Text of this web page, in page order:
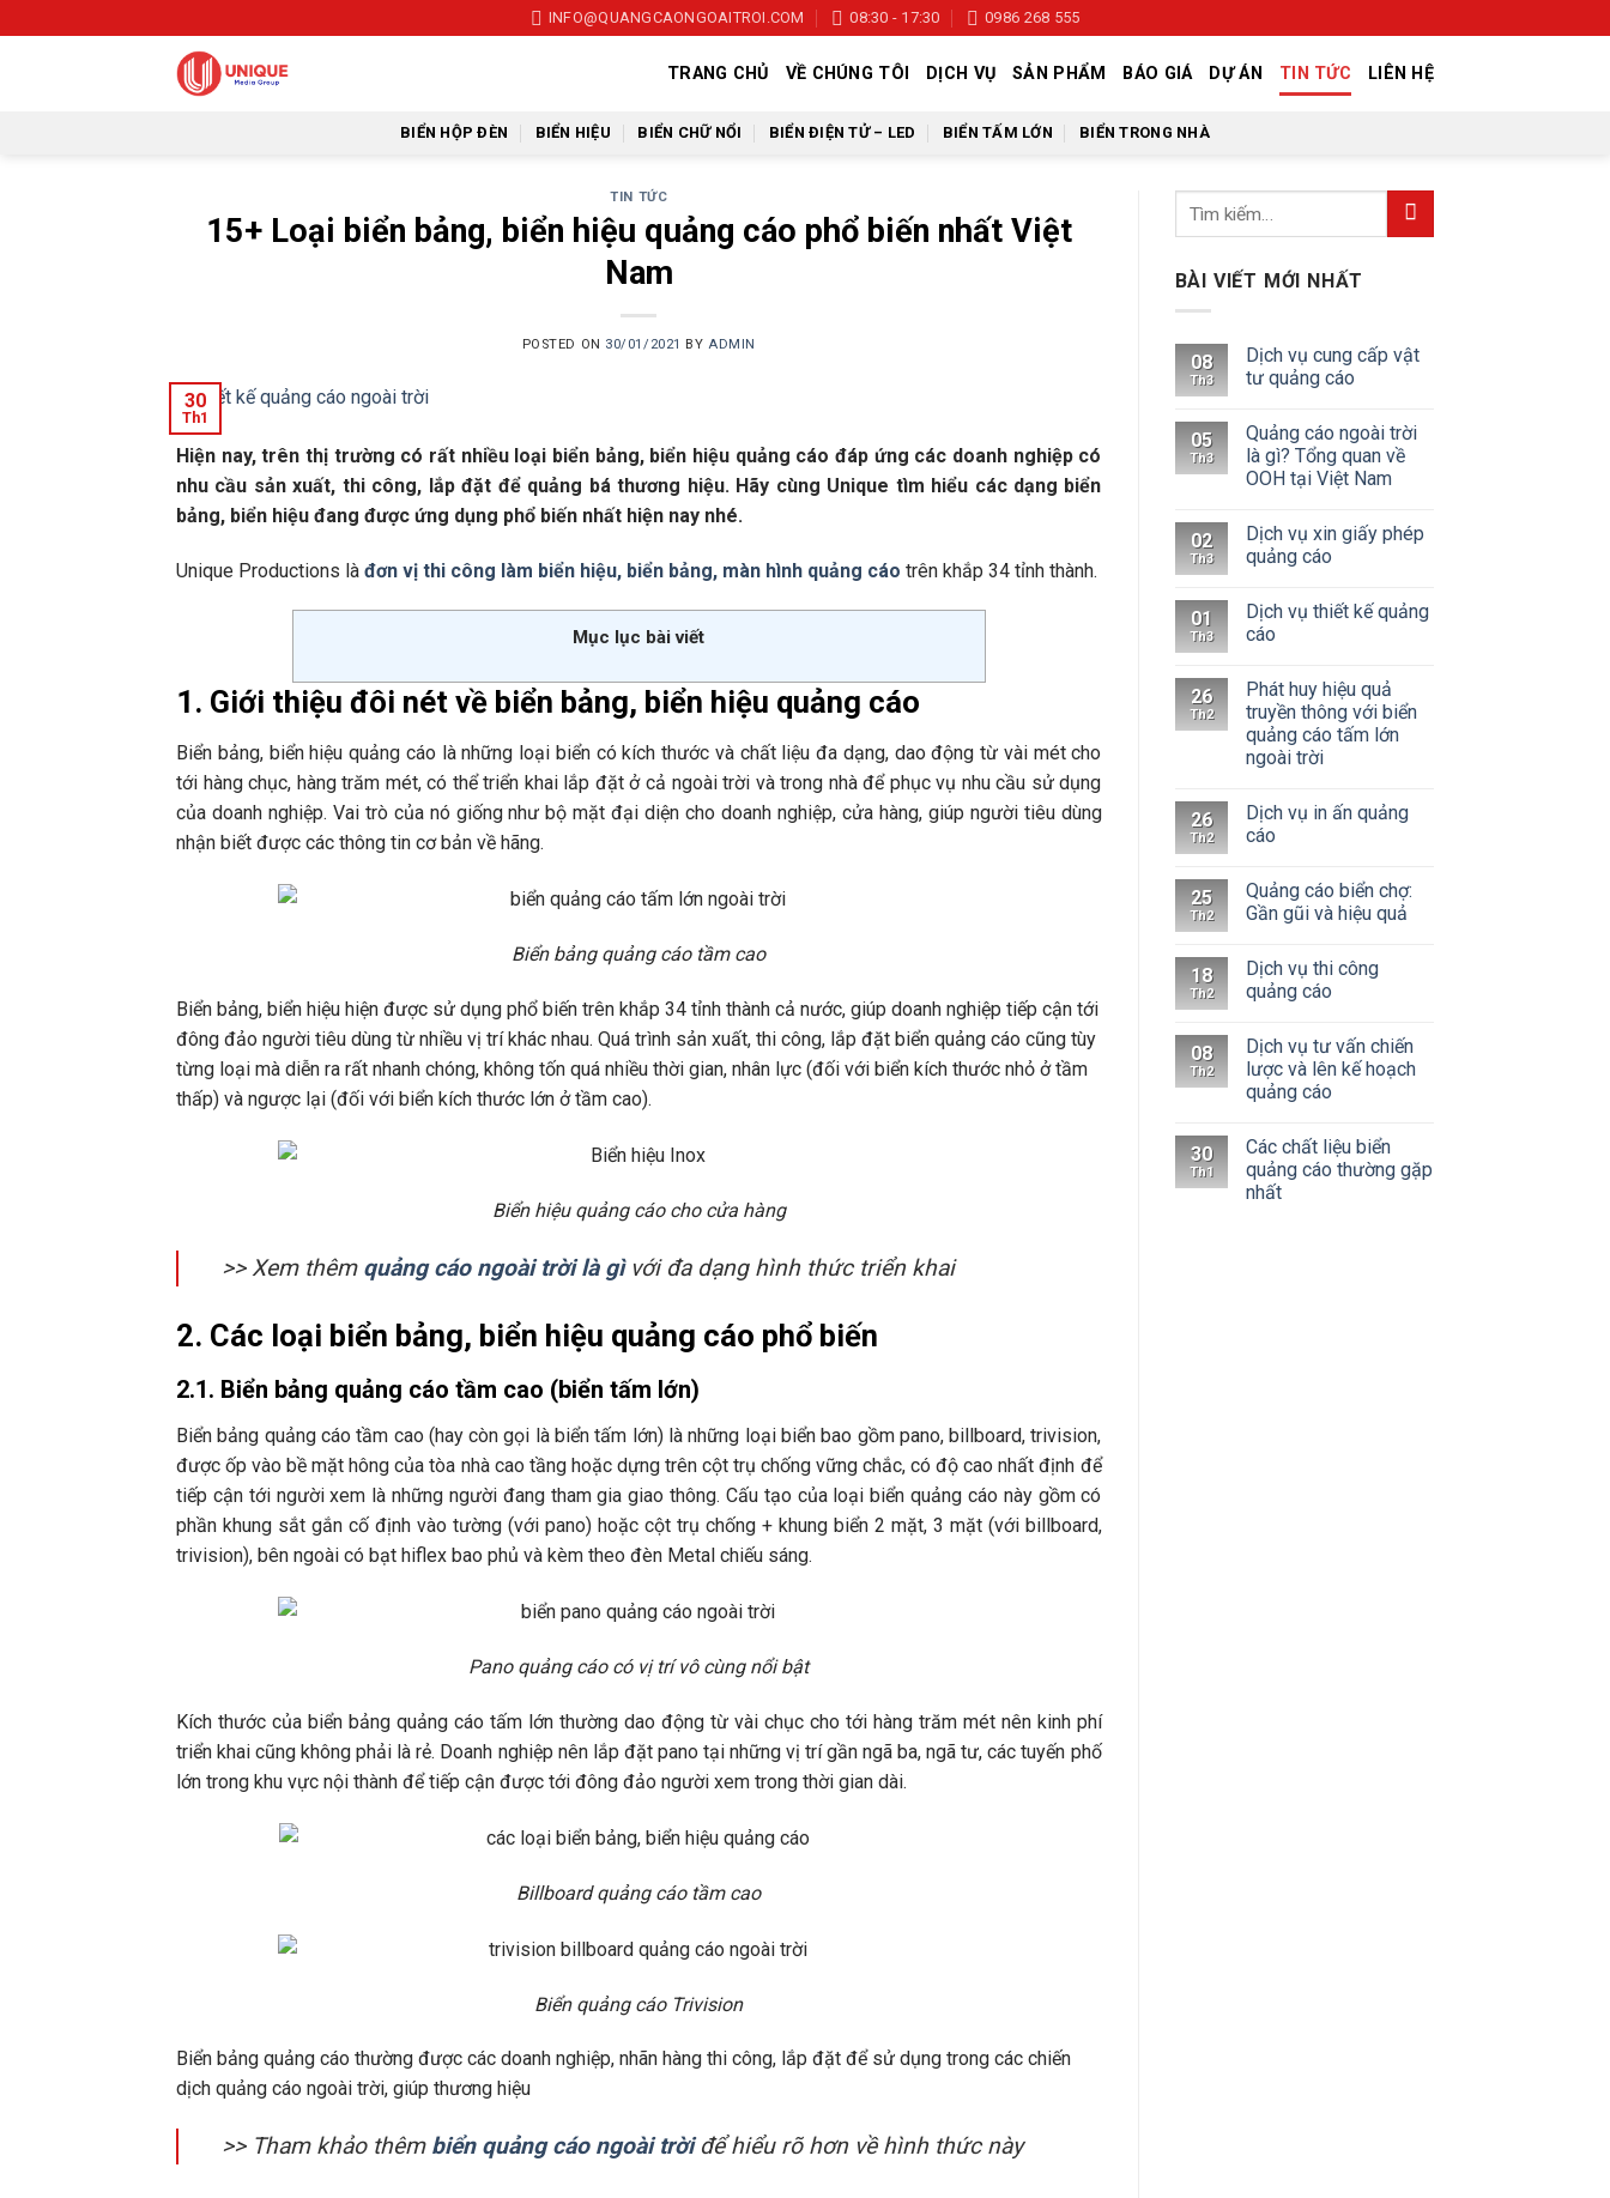
INFO@QUANGCAONGOAITROI.COM 08:30 - 17:30 0986 268 555
TRANG CHỦ VỀ CHÚNG TÔI DỊCH VỤ SẢN PHẨM BÁO GIÁ DỰ ÁN TIN TỨC LIÊN HỆ
BIỂN HỘP ĐÈN BIỂN HIỆU BIỂN CHỮ NỔI BIỂN ĐIỆN TỬ – LED BIỂN TẤM LỚN BIỂN TRONG NHÀ
TIN TỨC
15+ Loại biển bảng, biển hiệu quảng cáo phổ biến nhất Việt
Nam
POSTED ON 30/01/2021 BY ADMIN
30
Th1
Hiện nay, trên thị trường có rất nhiều loại biển bảng, biển hiệu quảng cáo đáp ứng các doanh nghiệp có
nhu cầu sản xuất, thi công, lắp đặt để quảng bá thương hiệu. Hãy cùng Unique tìm hiểu các dạng biển
bảng, biển hiệu đang được ứng dụng phổ biến nhất hiện nay nhé.
Unique Productions là đơn vị thi công làm biển hiệu, biển bảng, màn hình quảng cáo trên khắp 34 tỉnh thành.
Mục lục bài viết
1. Giới thiệu đôi nét về biển bảng, biển hiệu quảng cáo
Biển bảng, biển hiệu quảng cáo là những loại biển có kích thước và chất liệu đa dạng, dao động từ vài mét cho
tới hàng chục, hàng trăm mét, có thể triển khai lắp đặt ở cả ngoài trời và trong nhà để phục vụ nhu cầu sử dụng
của doanh nghiệp. Vai trò của nó giống như bộ mặt đại diện cho doanh nghiệp, cửa hàng, giúp người tiêu dùng
nhận biết được các thông tin cơ bản về hãng.
Biển bảng quảng cáo tầm cao
Biển bảng, biển hiệu hiện được sử dụng phổ biến trên khắp 34 tỉnh thành cả nước, giúp doanh nghiệp tiếp cận tới
đông đảo người tiêu dùng từ nhiều vị trí khác nhau. Quá trình sản xuất, thi công, lắp đặt biển quảng cáo cũng tùy
từng loại mà diễn ra rất nhanh chóng, không tốn quá nhiều thời gian, nhân lực (đối với biển kích thước nhỏ ở tầm
thấp) và ngược lại (đối với biển kích thước lớn ở tầm cao).
Biển hiệu quảng cáo cho cửa hàng
>> Xem thêm quảng cáo ngoài trời là gìvới đa dạng hình thức triển khai
2. Các loại biển bảng, biển hiệu quảng cáo phổ biến
2.1. Biển bảng quảng cáo tầm cao (biển tấm lớn)
Biển bảng quảng cáo tầm cao (hay còn gọi là biển tấm lớn) là những loại biển bao gồm pano, billboard, trivision,
được ốp vào bề mặt hông của tòa nhà cao tầng hoặc dựng trên cột trụ chống vững chắc, có độ cao nhất định để
tiếp cận tới người xem là những người đang tham gia giao thông. Cấu tạo của loại biển quảng cáo này gồm có
phần khung sắt gắn cố định vào tường (với pano) hoặc cột trụ chống + khung biển 2 mặt, 3 mặt (với billboard,
trivision), bên ngoài có bạt hiflex bao phủ và kèm theo đèn Metal chiếu sáng.
Pano quảng cáo có vị trí vô cùng nổi bật
Kích thước của biển bảng quảng cáo tấm lớn thường dao động từ vài chục cho tới hàng trăm mét nên kinh phí
triển khai cũng không phải là rẻ. Doanh nghiệp nên lắp đặt pano tại những vị trí gần ngã ba, ngã tư, các tuyến phố
lớn trong khu vực nội thành để tiếp cận được tới đông đảo người xem trong thời gian dài.
Billboard quảng cáo tầm cao
Biển quảng cáo Trivision
Biển bảng quảng cáo thường được các doanh nghiệp, nhãn hàng thi công, lắp đặt để sử dụng trong các chiến
dịch quảng cáo ngoài trời, giúp thương hiệu
>> Tham khảo thêm biển quảng cáo ngoài trờiđể hiểu rõ hơn về hình thức này
BÀI VIẾT MỚI NHẤT
08
Th3
Dịch vụ cung cấp vật
tư quảng cáo
05
Th3
Quảng cáo ngoài trời
là gì? Tổng quan về
OOH tại Việt Nam
02
Th3
Dịch vụ xin giấy phép
quảng cáo
01
Th3
Dịch vụ thiết kế quảng
cáo
26
Th2
Phát huy hiệu quả
truyền thông với biển
quảng cáo tấm lớn
ngoài trời
26
Th2
Dịch vụ in ấn quảng
cáo
25
Th2
Quảng cáo biển chợ:
Gần gũi và hiệu quả
18
Th2
Dịch vụ thi công
quảng cáo
08
Th2
Dịch vụ tư vấn chiến
lược và lên kế hoạch
quảng cáo
30
Th1
Các chất liệu biển
quảng cáo thường gặp
nhất